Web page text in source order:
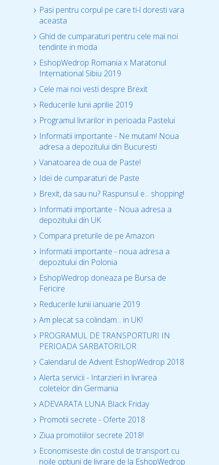
Pasi pentru corpul pe care ti-l doresti vara
aceasta
Ghid de cumparaturi pentru cele mai noi
tendinte in moda
EshopWedrop Romania x Maratonul
International Sibiu 2019
Cele mai noi vesti despre Brexit
Reducerile lunii aprilie 2019
Programul livrarilor in perioada Pastelui
Informatii importante - Ne mutam! Noua
adresa a depozitului din Bucuresti
Vanatoarea de oua de Paste!
Idei de cumparaturi de Paste
Brexit, da sau nu? Raspunsul e... shopping!
Informatii importante - Noua adresa a
depozitului din UK
Compara preturile de pe Amazon
Informatii importante - noua adresa a
depozitului din Polonia
EshopWedrop doneaza pe Bursa de
Fericire
Reducerile lunii ianuarie 2019
Am plecat sa colindam... in UK!
PROGRAMUL DE TRANSPORTURI IN
PERIOADA SARBATORILOR
Calendarul de Advent EshopWedrop 2018
Alerta servicii - Intarzieri in livrarea
coletelor din Germania
ADEVARATA LUNA Black Friday
Promotii secrete - Oferte 2018
Ziua promotiilor secrete 2018!
Economiseste din costul de transport cu
noile optiuni de livrare de la EshopWedrop